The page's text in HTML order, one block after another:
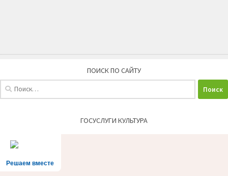
ПОИСК ПО САЙТУ
ГОСУСЛУГИ КУЛЬТУРА
Решаем вместе